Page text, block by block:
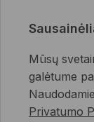
Mūsų
galėtume
Privatumo